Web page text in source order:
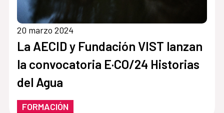
20 marzo 2024
La AECID y Fundación VIST lanzan
la convocatoria E·CO/24 Historias
del Agua
FORMACIÓN